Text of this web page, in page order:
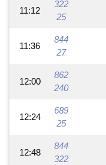
11:12
322
25
11:36
844
27
12:00
862
240
12:24
689
25
12:48
844
322